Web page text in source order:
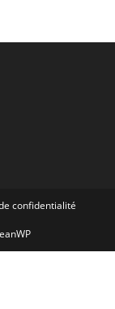
confidentialité